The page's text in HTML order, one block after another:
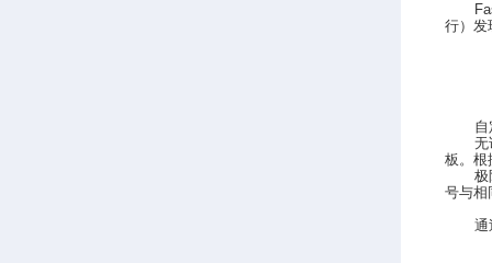
行）发
无
板。根
极
号与相
通